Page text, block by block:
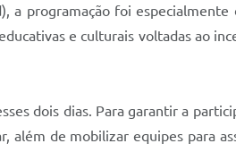
a programação foi especialmente
e culturais voltadas ao
dois dias. Para garantir a
além de mobilizar equipes para